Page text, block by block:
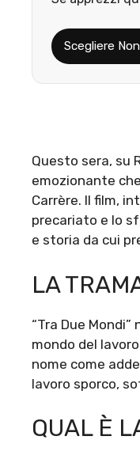
Scegliere
Questo sera, su
emozionante
Carrère. Il film,
precariato e lo
e storia da cui
LA
“Tra Due
mondo del
nome come
lavoro sporco,
QUAL È